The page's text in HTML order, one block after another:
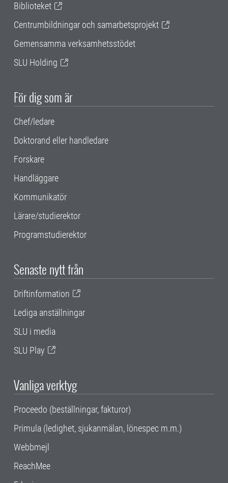
Biblioteket
Centrumbildningar och samarbetsprojekt
Gemensamma verksamhetsstödet
SLU Holding
För dig som är
Chef/ledare
Doktorand eller handledare
Forskare
Handläggare
Kommunikatör
Lärare/studierektor
Programstudierektor
Senaste nytt från
Driftinformation
Lediga anställningar
SLU i media
SLU Play
Vanliga verktyg
Proceedo (beställningar, fakturor)
Primula (ledighet, sjukanmälan, lönespec m.m.)
Webbmejl
ReachMee